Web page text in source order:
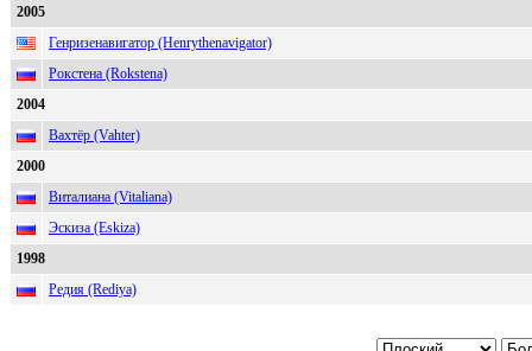
2005
Генризенавигатор (Henrythenavigator)
Рокстена (Rokstena)
2004
Вахтёр (Vahter)
2000
Виталиана (Vitaliana)
Эскиза (Eskiza)
1998
Редия (Rediya)